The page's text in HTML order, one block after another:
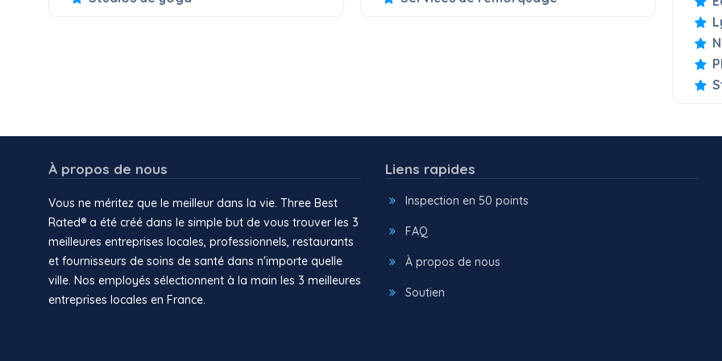
À propos de nous
Vous ne méritez que le meilleur dans la vie. Three Best
Rated® a été créé dans le simple but de vous trouver les 3
meilleures entreprises locales, professionnels, restaurants
et fournisseurs de soins de santé dans n'importe quelle
ville. Nos employés sélectionnent à la main les 3 meilleures
entreprises locales en France.
Liens rapides
Inspection en 50 points
FAQ
À propos de nous
Soutien